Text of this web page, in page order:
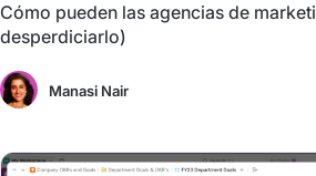
Cómo pueden las agencias de
desperdiciarlo)
Manasi Nair